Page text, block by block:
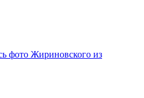
фото Жириновского из